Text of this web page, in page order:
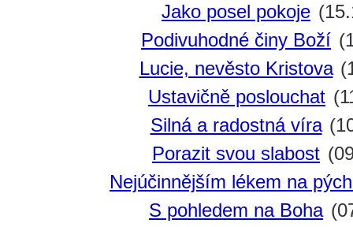
Jako posel pokoje
Podivuhodné činy Boží
Lucie, nevěsto Kristova
Ustavičně poslouchat
Silná a radostná víra
Porazit svou slabost
Nejúčinnějším lékem na
S pohledem na Boha